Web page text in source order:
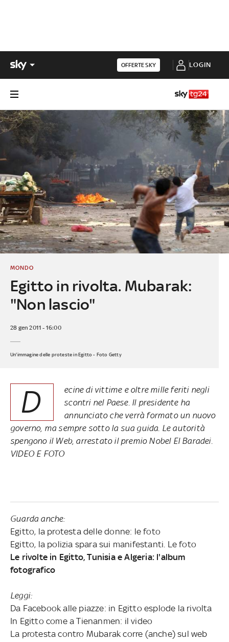
OFFERTE SKY LOGIN
Egitto in rivolta. Mubarak:
"Non lascio"
MONDO
28 gen 2011 - 16:00
Un'immagine delle proteste in Egitto - Foto Getty
D
ecine di vittime e oltre mille feriti negli
scontri nel Paese. Il presidente ha
annunciato che verrà formato un nuovo
governo, ma sempre sotto la sua guida. Le autorità
spengono il Web, arrestato il premio Nobel El Baradei.
VIDEO E FOTO
Guarda anche:
Egitto, la protesta delle donne: le foto
Egitto, la polizia spara sui manifestanti. Le foto
Le rivolte in Egitto, Tunisia e Algeria: l'album
fotografico
Leggi:
Da Facebook alle piazze: in Egitto esplode la rivolta
In Egitto come a Tienanmen: il video
La protesta contro Mubarak corre (anche) sul web